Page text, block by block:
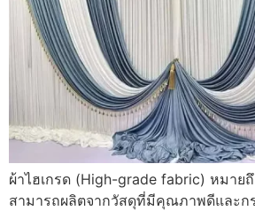
ผ้าไฮเกรด (High-grade fabric) หมา
สามารถผลิตจากวัสดุที่มีคุณภาพดีและก